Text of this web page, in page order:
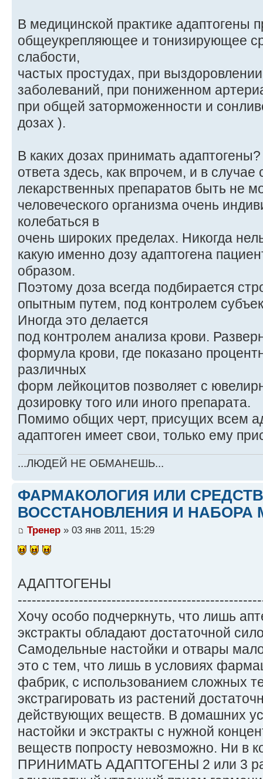
В медицинской практике адаптогены
общеукрепляющее и тонизирующее
слабости,
частых простудах, при
заболеваний, при пониженном
при общей заторможенности и
дозах ).
В каких дозах принимать
ответа здесь, как впрочем, и в случае
лекарственных препаратов быть не
человеческого организма очень
колебаться в
очень широких пределах. Никогда
какую именно дозу адаптогена
образом.
Поэтому доза всегда подбирается
опытным путем, под контролем
Иногда это делается
под контролем анализа крови.
формула крови, где показано
различных
форм лейкоцитов позволяет с
дозировку того или иного препарата.
Помимо общих черт, присущих всем
адаптоген имеет свои, только ему
...ЛЮДЕЙ НЕ ОБМАНЕШЬ...
ФАРМАКОЛОГИЯ ИЛИ
ВОССТАНОВЛЕНИЯ И НАБОРА
Тренер » 03 янв 2011, 15:29
АДАПТОГЕНЫ
Хочу особо подчеркнуть, что лишь
экстракты обладают достаточной
Самодельные настойки и отвары
это с тем, что лишь в условиях
фабрик, с использованием сложных
экстрагировать из растений
действующих веществ. В домашних
настойки и экстракты с нужной
веществ попросту невозможно. Ни в
ПРИНИМАТЬ АДАПТОГЕНЫ 2 или 3